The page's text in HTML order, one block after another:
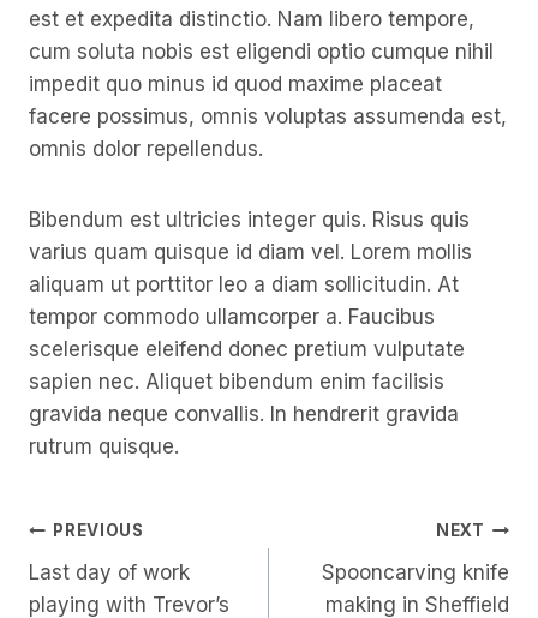
est et expedita distinctio. Nam libero tempore,
cum soluta nobis est eligendi optio cumque nihil
impedit quo minus id quod maxime placeat
facere possimus, omnis voluptas assumenda est,
omnis dolor repellendus.
Bibendum est ultricies integer quis. Risus quis
varius quam quisque id diam vel. Lorem mollis
aliquam ut porttitor leo a diam sollicitudin. At
tempor commodo ullamcorper a. Faucibus
scelerisque eleifend donec pretium vulputate
sapien nec. Aliquet bibendum enim facilisis
gravida neque convallis. In hendrerit gravida
rutrum quisque.
Post
Navigation
PREVIOUS
Last day of work
playing with Trevor’s
NEXT
Spooncarving knife
making in Sheffield